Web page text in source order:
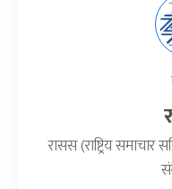
रासस (राष्ट्रिय